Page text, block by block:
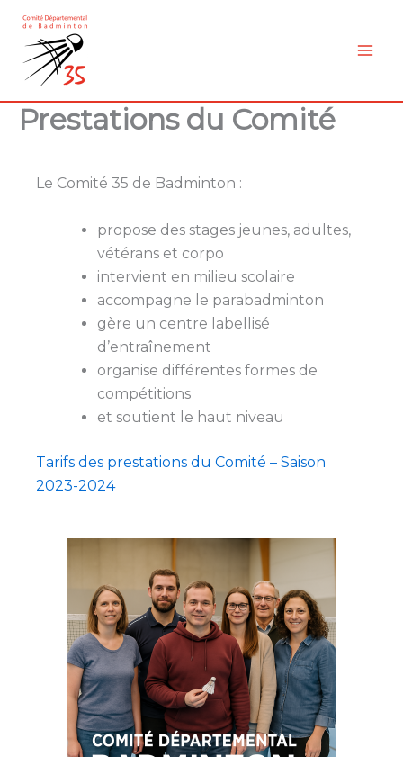
contenu
Prestations du Comité
Le Comité 35 de Badminton :
propose des stages jeunes, adultes,
vétérans et corpo
intervient en milieu scolaire
accompagne le parabadminton
gère un centre labellisé
d’entraînement
organise différentes formes de
compétitions
et soutient le haut niveau
Tarifs des prestations du Comité – Saison
2023-2024